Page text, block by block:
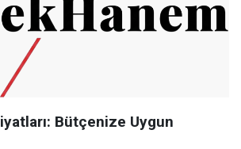
Bütçenize Uygun